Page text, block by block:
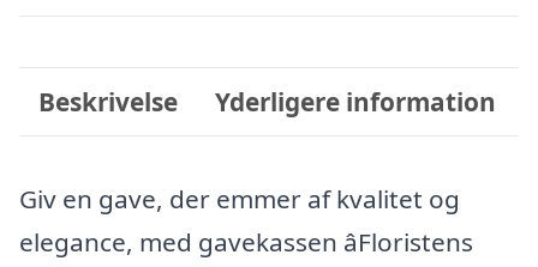
Beskrivelse Yderligere information
Giv en gave, der emmer af kvalitet og
elegance, med gavekassen âFloristens